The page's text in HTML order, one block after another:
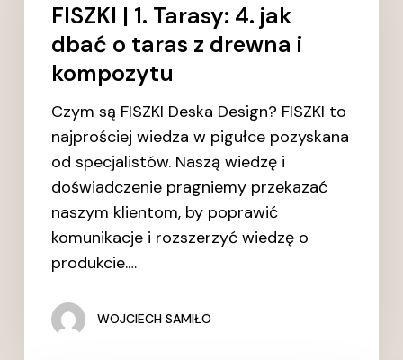
Tarasy:
dbać
taras
drewna
kompozytu
FISZKI | 1. Tarasy: 4. jak
dbać o taras z drewna i
kompozytu
Czym są FISZKI Deska Design? FISZKI to
najprościej wiedza w pigułce pozyskana
od specjalistów. Naszą wiedzę i
doświadczenie pragniemy przekazać
naszym klientom, by poprawić
komunikacje i rozszerzyć wiedzę o
produkcie.…
WOJCIECH SAMIŁO